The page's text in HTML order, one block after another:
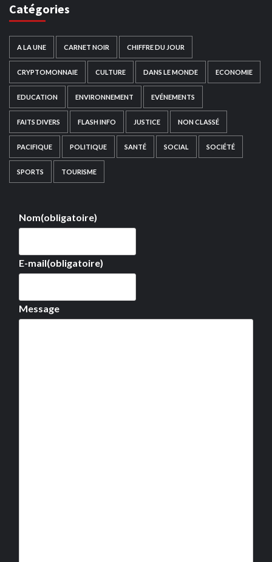
Catégories
A LA UNE CARNET NOIR CHIFFRE DU JOUR
CRYPTOMONNAIE CULTURE DANS LE MONDE ECONOMIE
EDUCATION ENVIRONNEMENT EVÉNEMENTS
FAITS DIVERS FLASH INFO JUSTICE NON CLASSÉ
PACIFIQUE POLITIQUE SANTÉ SOCIAL SOCIÉTÉ
SPORTS TOURISME
Nom(obligatoire)
E-mail(obligatoire)
Message